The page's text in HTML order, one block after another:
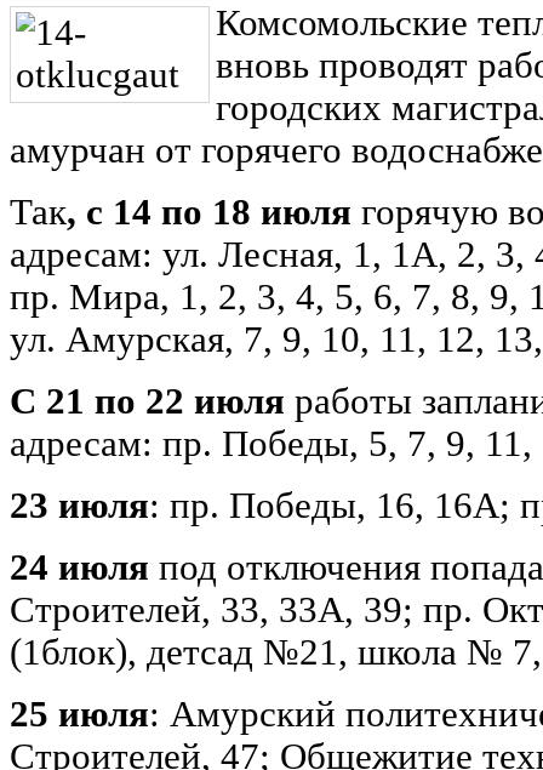
Комсомольские
вновь проводят
городских
амурчан от горячего
Так, с 14 по 18 июля горячую
адресам: ул. Лесная, 1, 1А, 2,
пр. Мира, 1, 2, 3, 4, 5, 6, 7, 8, 9,
ул. Амурская, 7, 9, 10, 11, 12,
С 21 по 22 июля работы
адресам: пр. Победы, 5, 7, 9, 11,
23 июля: пр. Победы, 16, 16А;
24 июля под отключения
Строителей, 33, 33А, 39; пр.
(1блок), детсад №21, школа №
25 июля: Амурский
Строителей, 47; Общежитие